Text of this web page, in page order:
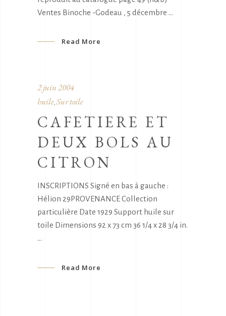
Ventes Binoche -Godeau , 5 décembre
Read More
2 juin 2004
huile, Sur toile
CAFETIERE ET
DEUX BOLS AU
CITRON
INSCRIPTIONS Signé en bas à gauche :
Hélion 29PROVENANCE Collection
particulière Date 1929 Support huile sur
toile Dimensions 92 x 73 cm 36 1/4 x 28 3/4 in.
Read More